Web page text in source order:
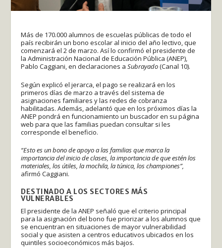
Más de 170.000 alumnos de escuelas públicas de todo el
país recibirán un bono escolar al inicio del año lectivo, que
comenzará el 2 de marzo. Así lo confirmó el presidente de
la Administración Nacional de Educación Pública (ANEP),
Pablo Caggiani, en declaraciones aSubrayado(Canal 10).
Según explicó el jerarca, el pago se realizará en los
primeros días de marzo a través del sistema de
asignaciones familiares y las redes de cobranza
habilitadas. Además, adelantó que en los próximos días la
ANEP pondrá en funcionamiento un buscador en su página
web para que las familias puedan consultar si les
corresponde el beneficio.
“Esto es un bono de apoyo a las familias que marca la
importancia del inicio de clases, la importancia de que estén los
materiales, los útiles, la mochila, la túnica, los championes”,
afirmó Caggiani.
DESTINADO A LOS SECTORES MÁS
VULNERABLES
El presidente de la ANEP señaló que el criterio principal
para la asignación del bono fue priorizar a los alumnos que
se encuentran en situaciones de mayor vulnerabilidad
social y que asisten a centros educativos ubicados en los
quintiles socioeconómicos más bajos.